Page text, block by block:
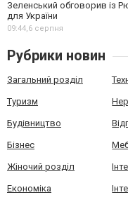
Зеленський обговорив із
для України
09:44,6 серпня
Рубрики новин
Загальний розділ
Туризм
Будівництво
Бізнес
Жіночий розділ
Економіка